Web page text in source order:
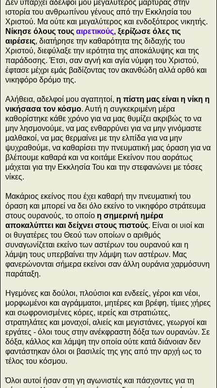
Δεν υπάρχει αδελφοί μου μεγαλύτερος μάρτυρας στην
ιστορία του ανθρωπίνου γένους από την Εκκλησία του
Χριστού. Μα ούτε και μεγαλύτερος και ενδοξότερος νικητής.
Νίκησε όλους τους αιρετικούς, ξερίζωσε όλες τις
αιρέσεις, διατήρησε την καθαρότητα της διδαχής του
Χριστού, διεφύλαξε την ιερότητα της αποκάλυψης και της
παράδοσης. Έτσι, σαν αγνή και αγία νύμφη του Χριστού,
έφτασε μέχρι εμάς βαδίζοντας τον ακανθώδη αλλά ορθό και
νικηφόρο δρόμο της.
Αλήθεια, αδελφοί μου αγαπητοί, η πίστη μας είναι η νίκη η
νικήσασα τον κόσμο. Αυτή η συγκεκριμένη μέρα
καθορίστηκε κάθε χρόνο για να μας θυμίζει ακριβώς το να
μην λησμονούμε, να μας ενθαρρύνει για να μην γινόμαστε
μαλθακοί, να μας θερμαίνει με την ελπίδα για να μην
ψυχραθούμε, να καθαρίσει την πνευματική μας όραση για να
βλέπουμε καθαρά και να κοιτάμε Εκείνον που αοράτως
μάχεται για την Εκκλησία Του και την στεφανώνει με τόσες
νίκες.
Μακάριος εκείνος που έχει καθαρή την πνευματική του
όραση και μπορεί να δει όλο εκείνο το νικηφόρο στράτευμα
στους ουρανούς, το οποίο η σημερινή ημέρα
αποκαλύπτει και δείχνει στους πιστούς. Είναι οι υιοί και
οι θυγατέρες του Θεού των οποίων ο αριθμός
συναγωνίζεται εκείνο των αστέρων του ουρανού και η
λάμψη τους υπερβαίνει την λάμψη των αστέρων. Μας
φανερώνονται σήμερα εκείνοι σαν άλλη ουράνια χαρμόσυνη
παράταξη.
Ηγεμόνες και δούλοι, πλούσιοι και ενδεείς, γέροι και νέοι,
μορφωμένοι και αγράμματοι, μητέρες και βρέφη, τίμιες χήρες
και σωφρονισμένες κόρες, ιερείς και στρατιώτες,
στρατηλάτες και μοναχοί, αλιείς και μεγιστάνες, γεωργοί και
εργάτες - όλοι τους στην ανέκφραστη δόξα των ουρανών. Σε
δόξα, κάλλος και λάμψη την οποία ούτε κατά διάνοιαν δεν
φαντάστηκαν όλοι οι βασιλείς της γης από την αρχή ως το
τέλος του κόσμου.
Όλοι αυτοί ήσαν στη γη αγωνιστές και πάσχοντες για τη